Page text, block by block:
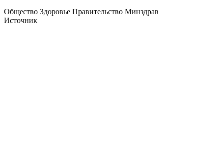
Общество Здоровье Правительство Минздрав
Источник